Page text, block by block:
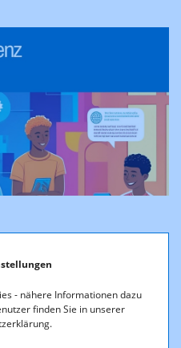
- nähere Informationen dazu
finden Sie in unserer
vor allem in